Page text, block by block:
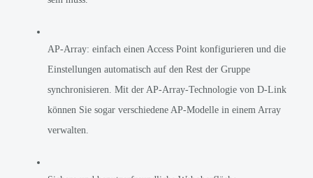
AP-Array: einfach einen Access Point konfigurieren und die
Einstellungen automatisch auf den Rest der Gruppe
synchronisieren. Mit der AP-Array-Technologie von D-Link
können Sie sogar verschiedene AP-Modelle in einem Array
verwalten.